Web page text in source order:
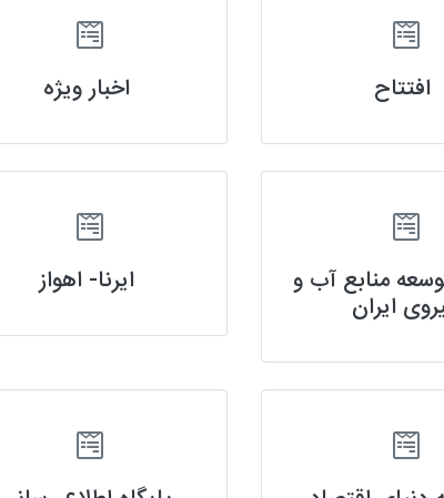
افتتاح اخبار ویژه
منابع آب و
ایران
ایرنا- اهواز